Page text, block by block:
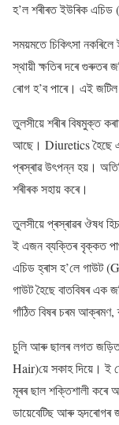
হ’ল শৰীৰত ইউৰিক এচিড
সময়মতে চিকিৎসা
স্থায়ী ক্ষতিৰ দৰে গুৰুতৰ
ৰোগ হ’ব পাৰে। এই
তুলসীয়ে শৰীৰ বিষমুক্ত
আছে। Diuretics হৈছে
প্ৰস্ৰাৱ উৎপন্ন হয়।
শৰীৰক সহায় কৰে।
তুলসীয়ে প্ৰস্ৰাৱৰ ঔষধ
ই এজন ব্যক্তিৰ বৃক্কত
এচিড হ্ৰাস হ’লে গাউট
গাউট হৈছে বাতবিষৰ এক
গাঁঠিত বিষৰ চৰম
চুলি আৰু ছালৰ লগত
Hair)য়ে সকাহ দিয়ে। ই
মূৰৰ ছাল শক্তিশালী
ডায়েবেটিছ আৰু হৃদৰোগৰ